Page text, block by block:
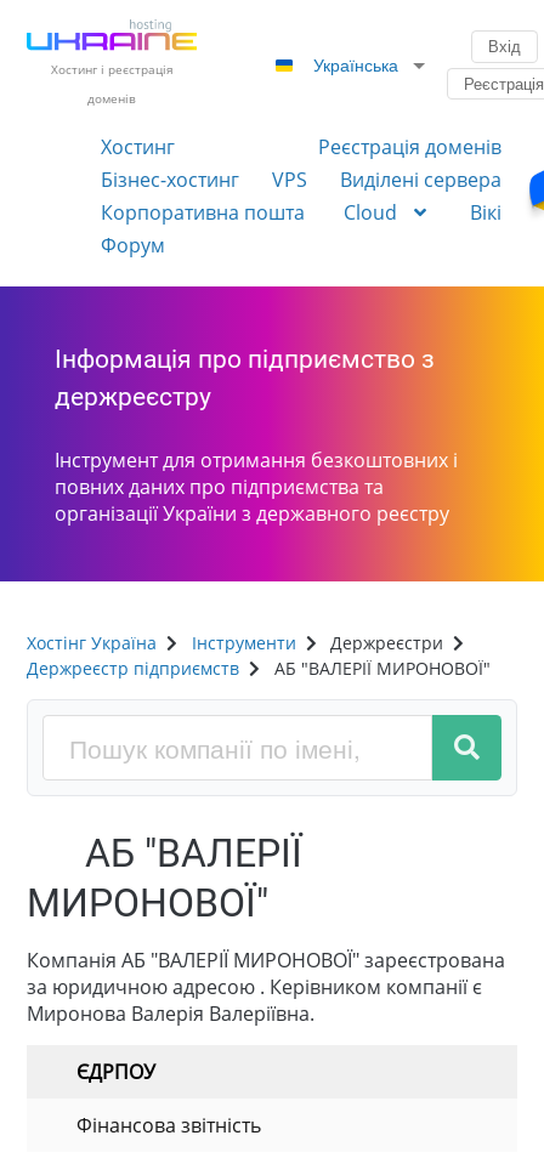
Хостинг і реєстрація
доменів
Українська
Вхід
Реєстрація
Хостинг
Реєстрація доменів
Бізнес-хостинг
VPS
Виділені сервера
Корпоративна пошта
Cloud
Вікі
Форум
Інформація про підприємство з
держреєстру
Інструмент для отримання безкоштовних і
повних даних про підприємства та
організації України з державного реєстру
Хостінг Україна Інструменти
Держреєстри
Держреєстр підприємств
АБ "ВАЛЕРІЇ МИРОНОВОЇ"
АБ "ВАЛЕРІЇ
МИРОНОВОЇ"
Компанія АБ "ВАЛЕРІЇ МИРОНОВОЇ" зареєстрована
за юридичною адресою . Керівником компанії є
Миронова Валерія Валеріївна.
ЄДРПОУ
Фінансова звітність